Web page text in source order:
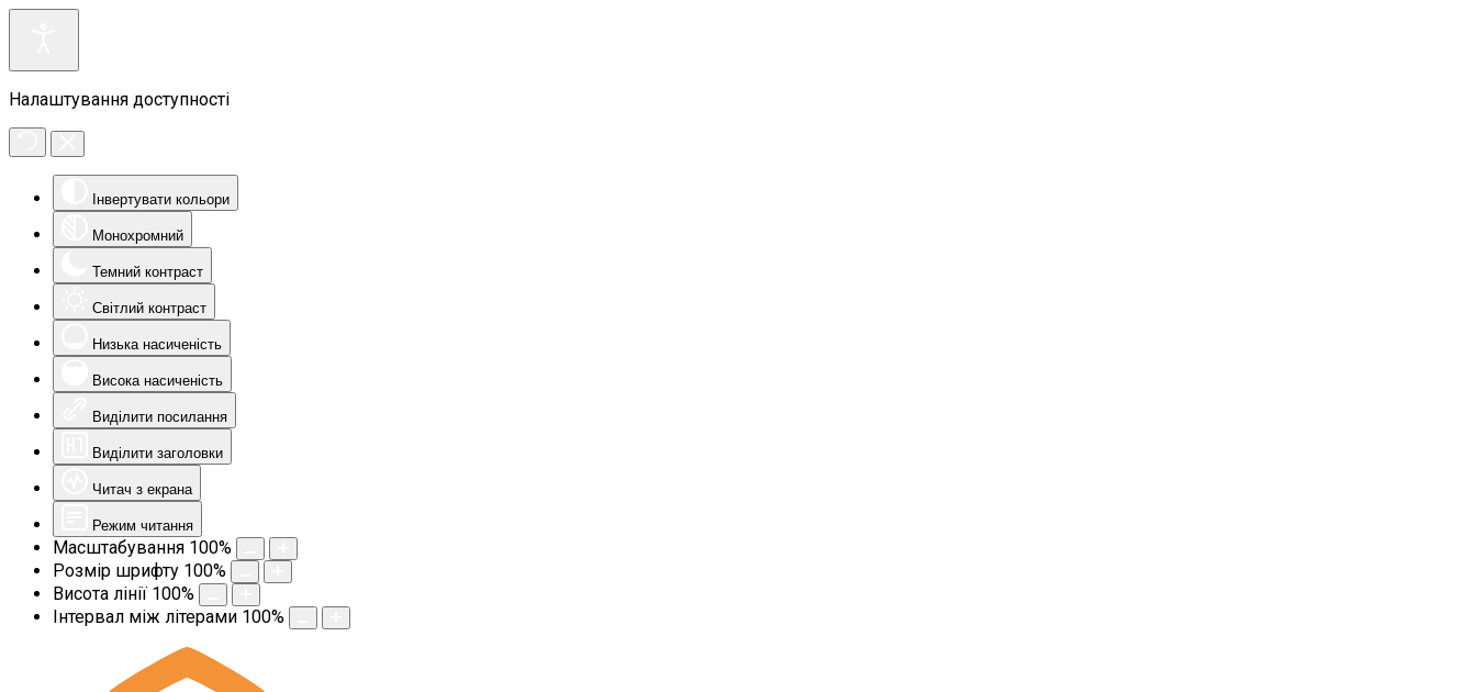
Налаштування доступності
Інвертувати кольори
Монохромний
Темний контраст
Світлий контраст
Низька насиченість
Висока насиченість
Виділити посилання
Виділити заголовки
Читач з екрана
Режим читання
Масштабування 100%
Розмір шрифту 100%
Висота лінії 100%
Інтервал між літерами 100%